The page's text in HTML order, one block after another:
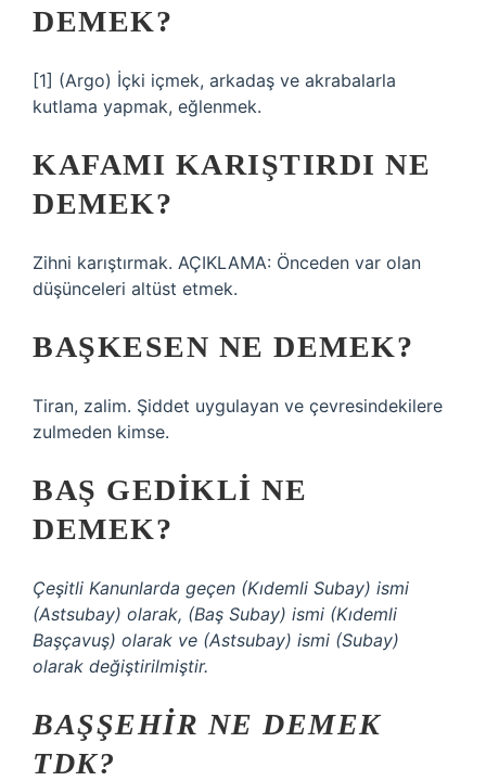
DEMEK?
[1] (Argo) İçki içmek, arkadaş ve akrabalarla
kutlama yapmak, eğlenmek.
KAFAMI KARIŞTIRDI NE
DEMEK?
Zihni karıştırmak. AÇIKLAMA: Önceden var olan
düşünceleri altüst etmek.
BAŞKESEN NE DEMEK?
Tiran, zalim. Şiddet uygulayan ve çevresindekilere
zulmeden kimse.
BAŞ GEDIKLI NE
DEMEK?
Çeşitli Kanunlarda geçen (Kıdemli Subay) ismi
(Astsubay) olarak, (Baş Subay) ismi (Kıdemli
Başçavuş) olarak ve (Astsubay) ismi (Subay)
olarak değiştirilmiştir.
BAŞŞEHIR NE DEMEK
TDK?